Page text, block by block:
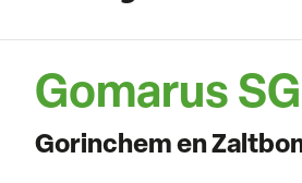
Gomarus SG
Gorinchem en